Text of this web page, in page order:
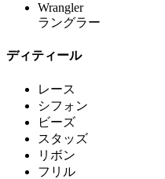
Wrangler
ラングラー
ディティール
レース
シフォン
ビーズ
スタッズ
リボン
フリル